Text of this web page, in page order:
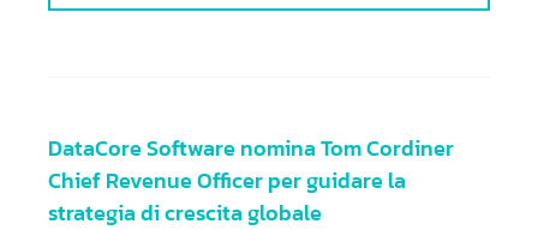
DataCore Software nomina Tom Cordiner
Chief Revenue Officer per guidare la
strategia di crescita globale